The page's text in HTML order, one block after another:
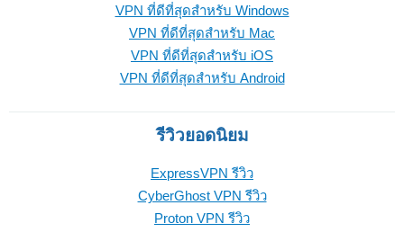
VPN ที่ดีที่สุดสำหรับ Windows
VPN ที่ดีที่สุดสำหรับ Mac
VPN ที่ดีที่สุดสำหรับ iOS
VPN ที่ดีที่สุดสำหรับ Android
รีวิวยอดนิยม
ExpressVPN รีวิว
CyberGhost VPN รีวิว
Proton VPN รีวิว